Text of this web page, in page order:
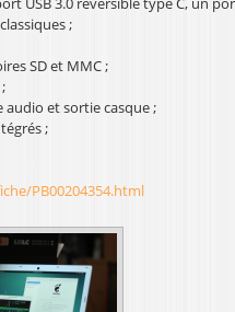
;
SD et MMC ;
audio et sortie casque ;
;
PB00204354.html